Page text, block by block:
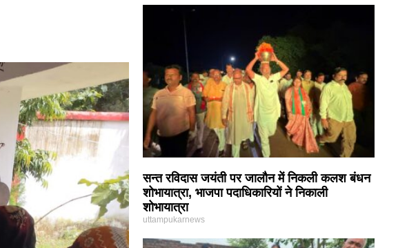
सन्त रविदास जयंती पर जालौन में निकली कलश बंधन
शोभायात्रा, भाजपा पदाधिकारियों ने निकाली
शोभायात्रा
uttampukarnews